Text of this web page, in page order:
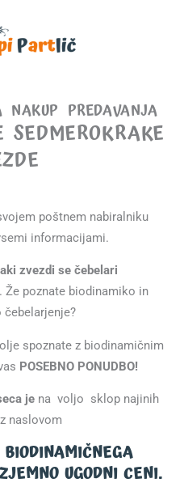
PREDAVANJA
SEDMEROKRAKE
poštnem nabiralniku
informacijami.
zvezdi se čebelari
. Že poznate biodinamiko in
čebelarjenje?
spoznate z biodinamičnim
POSEBNO PONUDBO!
je na voljo sklop najinih
naslovom
UGODNI CENI.